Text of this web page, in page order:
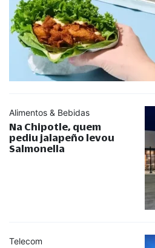
Alimentos & Bebidas
Na Chipotle, quem
pediu jalapeño levou
Salmonella
Telecom